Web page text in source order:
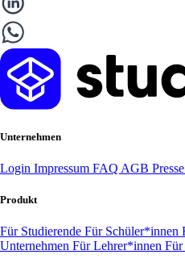
Unternehmen
Login Impressum FAQ AGB Presse
Produkt
Für Studierende Für Schüler*innen
Unternehmen Für Lehrer*innen Für